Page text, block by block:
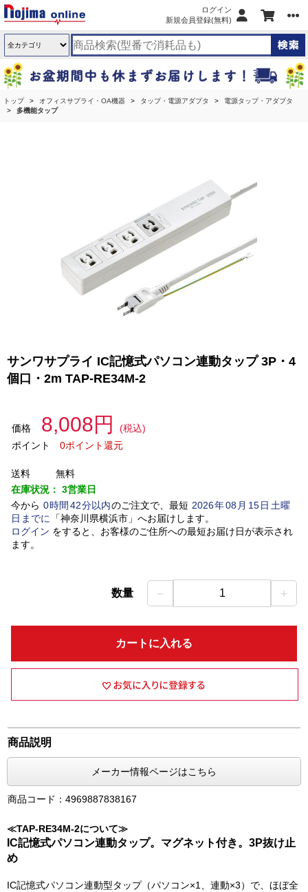
ログイン
新規会員登録(無料)
トップ オフィスサプライ・OA機器 タップ・電源アダプタ
電源タップ・アダプタ
多機能タップ
サンワサプライ IC記憶式パソコン連動タップ 3P・4
個口・2m TAP-RE34M-2
価格 8,008円
(税込)
ポイント
0ポイント還元
送料
無料
在庫状況： 3営業日
今から 0時間 42分以内のご注文で、最短 2026年08 月 15日土曜
日 までに 「神奈川県横浜市」 へお届けします。
ログイン をすると、お客様のご住所への最短お届け日が表示され
ます。
数量 － 1 ＋
カートに入れる
商品説明
メーカー情報ページはこちら
商品コード：4969887838167
≪TAP-RE34M-2について≫
IC記憶式パソコン連動タップ。マグネット付き。3P抜け止
め
IC記憶式パソコン連動型タップ（パソコン×1、連動×3）で、ほぼ全